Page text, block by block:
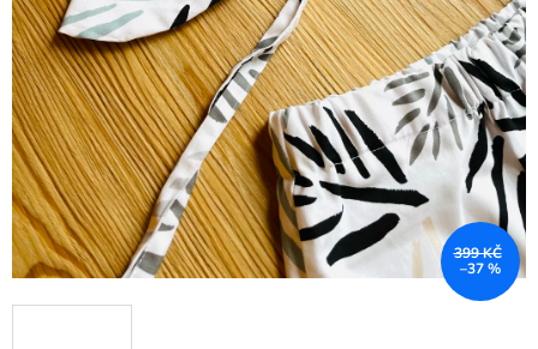
399 KČ
–37 %